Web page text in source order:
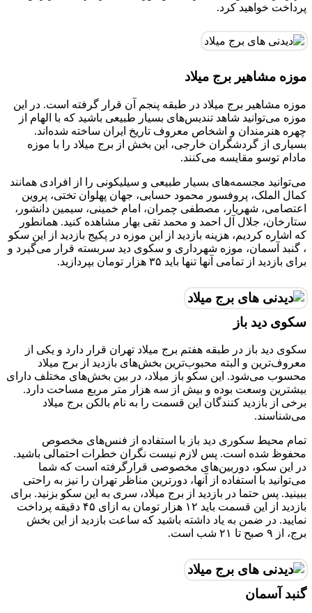
پرداخت خواهید کرد.
موزه مشاهیر برج میلاد
موزه مشاهیر برج میلاد در طبقه پنجم آن قرار گرفته است. در این
موزه می‌توانید شاهد تندیس‌های بسیار طبیعی باشید که با الهام از
چهره هنرمندان و اشخاص معروف تاریخ ایران ساخته شده‌اند.
بسیاری از گردشگران خارجی، این بخش از برج میلاد را با موزه
مادام توسو مقایسه می‌کنند.
می‌توانید مجسمه‌های بسیار طبیعی و سیلیکونی را از افرادی همانند
کمال الملک، پروفسور محمود حسابی، جهان پهلوان تختی، پروین
اعتصامی، شهریار، مصطفی چمران، امام خمینی، سیمین دانشور،
ستارخان، جلال آل احمد و محمد تقی بهار مشاهده کنید. همانطور
که اشاره کردیم، هزینه بازدید از این موزه در پکیج بازدید از این سکو
، گنبد آسمان، موزه شهرداری و سکوی دید سربسته قرار می‌گیرد و
برای بازدید از تمامی آنها تنها باید ۳۵ هزار تومان بپردازید.
سکوی دید باز
سکوی دید باز در طبقه هفتم برج میلاد تهران قرار دارد و یکی از
معروف‌ترین و البته محبوب‌ترین بخش‌های بازدید از برج میلاد
محسوب می‌شود. این سکو باز میلاد، در بین بخش‌های مختلف دارای
بیشترین وسعت بوده و بیش از سه هزار متر مربع مساحت دارد.
برخی از بازدید کنندگان این قسمت را به نام بالکن برج میلاد
می‌شناسند.
تمام محیط سکوری دید باز با استفاده از فنس‌های مخصوص
محفوظ شده است. پس لازم نیست نگران خطرات احتمالی باشید.
در این سکو، دوربین‌های مخصوصی قرارگرفته است که شما
می‌توانید با استفاده از آنها، دورترین مناظر تهران را نیز به راحتی
ببینید. پس حتما در بازدید از برج میلاد، سری به این سکو بزنید. برای
بازدید از این قسمت باید ۱۲ هزار تومان به ازای ۴۵ دقیقه پرداخت
نمایید. در ضمن به یاد داشته باشید که ساعت بازدید از این بخش
برج، از ۹ صبح تا ۲۱ شب است.
گنبد آسمان